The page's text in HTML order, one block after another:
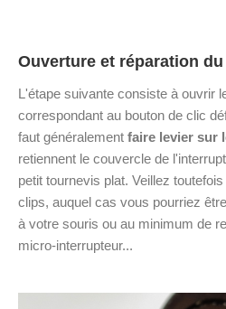
Ouverture et réparation
L'étape suivante consiste à ouvrir
correspondant au bouton de clic
faut généralement faire levier sur
retiennent le couvercle de
petit tournevis plat. Veillez
clips, auquel cas vous pourriez
à votre souris ou au minimum de
micro-interrupteur...